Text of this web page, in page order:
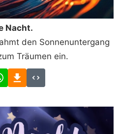
Nacht.
den Sonnenuntergang
Träumen ein.